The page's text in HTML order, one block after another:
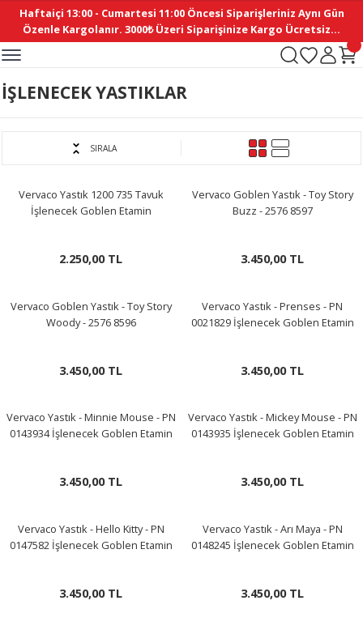
Haftaiçi 13:00 - Cumartesi 11:00 Öncesi Siparişleriniz Aynı Gün
Özenle Kargolanır. 3000₺ Üzeri Siparişinize Kargo Ücretsiz...
Geri Dön
Geri Dön
Geri Dön
Geri Dön
Geri Dön
Geri Dön
Geri Dön
ETİKET
Geri Dön
Geri Dön
Geri Dön
Geri Dön
Geri Dön
Geri Dön
Geri Dön
Geri Dön
AKSESUAR
Geri Dön
Geri Dön
Geri Dön
Geri Dön
Geri Dön
Geri Dön
İŞLENECEK YASTIKLAR
SIRALA
Vervaco Yastık 1200 735 Tavuk
İşlenecek Goblen Etamin
2.250,00 TL
Vervaco Goblen Yastık - Toy Story
Buzz - 2576 8597
3.450,00 TL
Vervaco Goblen Yastık - Toy Story
Woody - 2576 8596
3.450,00 TL
Vervaco Yastık - Prenses - PN
0021829 İşlenecek Goblen Etamin
3.450,00 TL
Vervaco Yastık - Minnie Mouse - PN
0143934 İşlenecek Goblen Etamin
3.450,00 TL
Vervaco Yastık - Mickey Mouse - PN
0143935 İşlenecek Goblen Etamin
3.450,00 TL
Vervaco Yastık - Hello Kitty - PN
0147582 İşlenecek Goblen Etamin
3.450,00 TL
Vervaco Yastık - Arı Maya - PN
0148245 İşlenecek Goblen Etamin
3.450,00 TL